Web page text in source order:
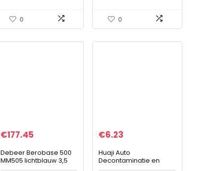
0 0
€177.45
Debeer Berobase 500
MM505 lichtblauw 3,5
€6.23
Huaji Auto
Decontaminatie en